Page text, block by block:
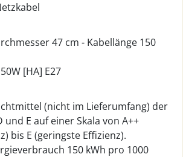
47 cm - Kabellänge 150
[HA] E27
(nicht im Lieferumfang) der
und E auf einer Skala von A++
bis E (geringste Effizienz).
150 kWh pro 1000